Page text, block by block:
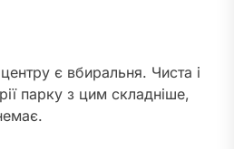
є вбиральня. Чиста і
парку з цим складніше,